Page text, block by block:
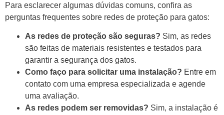
Para esclarecer algumas dúvidas comuns, confira as
perguntas frequentes sobre redes de proteção para gatos:
As redes de proteção são seguras? Sim, as redes
são feitas de materiais resistentes e testados para
garantir a segurança dos gatos.
Como faço para solicitar uma instalação? Entre em
contato com uma empresa especializada e agende
uma avaliação.
As redes podem ser removidas? Sim, a instalação é